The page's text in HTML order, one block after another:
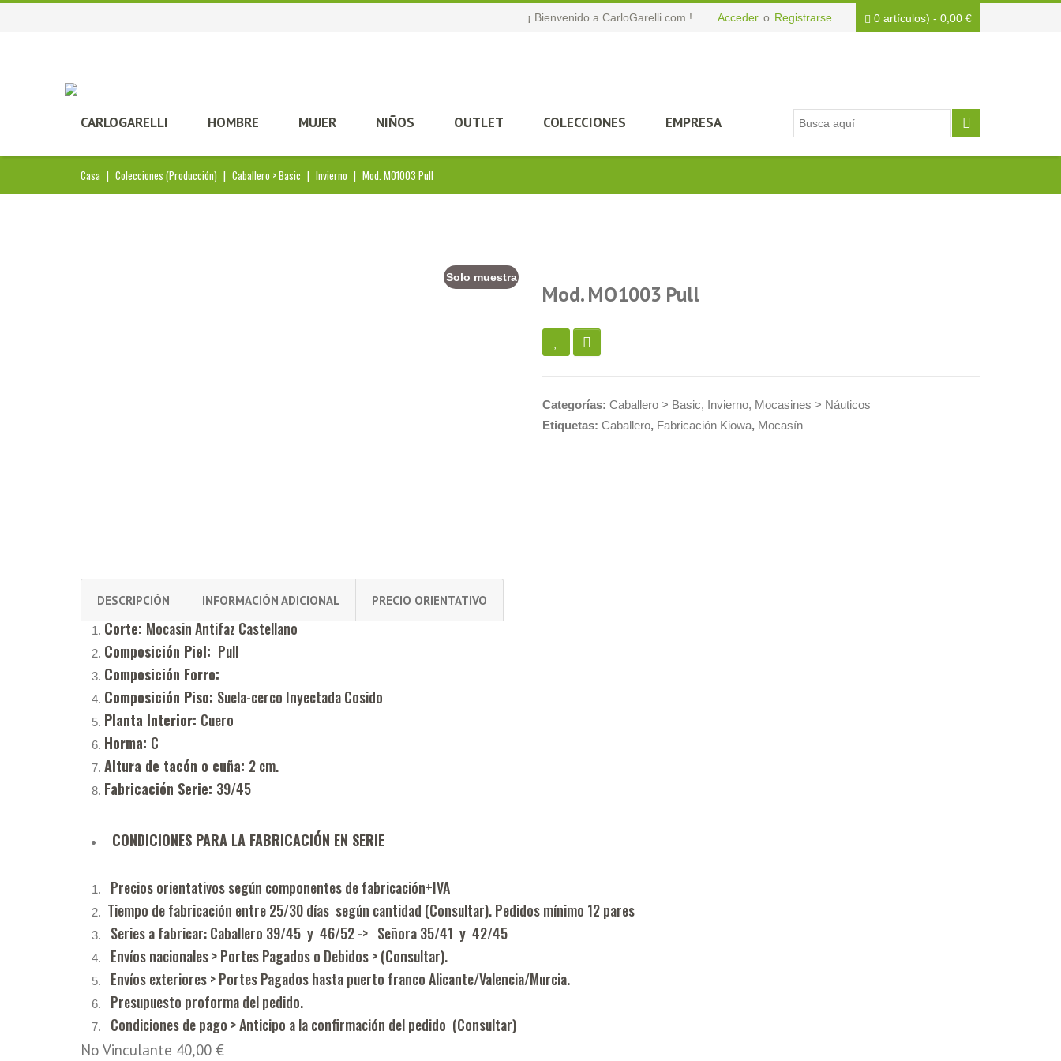
¡ Bienvenido a CarloGarelli.com ! Acceder o Registrarse 0 artículos) - 0,00 €
CARLOGARELLI HOMBRE MUJER NIÑOS OUTLET COLECCIONES EMPRESA
Casa | Colecciones (Producción) | Caballero > Basic | Invierno | Mod. MO1003 Pull
Solo muestra
Mod. MO1003 Pull
Categorías: Caballero > Basic, Invierno, Mocasines > Náuticos
Etiquetas: Caballero, Fabricación Kiowa, Mocasín
DESCRIPCIÓN INFORMACIÓN ADICIONAL PRECIO ORIENTATIVO
Corte: Mocasin Antifaz Castellano
Composición Piel: Pull
Composición Forro:
Composición Piso: Suela-cerco Inyectada Cosido
Planta Interior: Cuero
Horma: C
Altura de tacón o cuña: 2 cm.
Fabricación Serie: 39/45
CONDICIONES PARA LA FABRICACIÓN EN SERIE
Precios orientativos según componentes de fabricación+IVA
Tiempo de fabricación entre 25/30 días según cantidad (Consultar). Pedidos mínimo 12 pares
Series a fabricar: Caballero 39/45 y 46/52 -> Señora 35/41 y 42/45
Envíos nacionales > Portes Pagados o Debidos > (Consultar).
Envíos exteriores > Portes Pagados hasta puerto franco Alicante/Valencia/Murcia.
Presupuesto proforma del pedido.
Condiciones de pago > Anticipo a la confirmación del pedido (Consultar)
No Vinculante 40,00 €